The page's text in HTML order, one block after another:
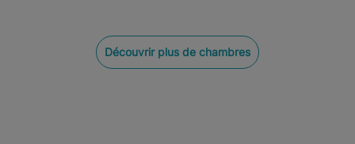
Découvrir plus de chambres